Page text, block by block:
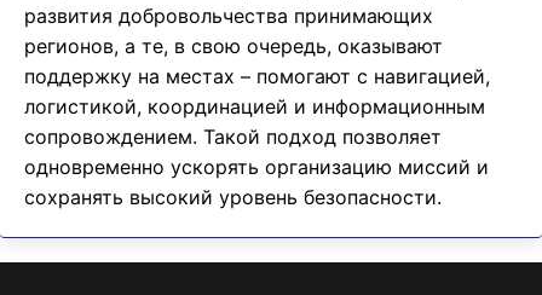
развития добровольчества принимающих
регионов, а те, в свою очередь, оказывают
поддержку на местах – помогают с навигацией,
логистикой, координацией и информационным
сопровождением. Такой подход позволяет
одновременно ускорять организацию миссий и
сохранять высокий уровень безопасности.